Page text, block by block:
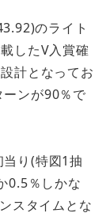
のライト
したV入賞確
計となってお
ンが90％で
り(特図1抽
0.5％しかな
スタイムとな